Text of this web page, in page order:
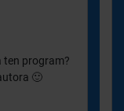
ten program?
🙂